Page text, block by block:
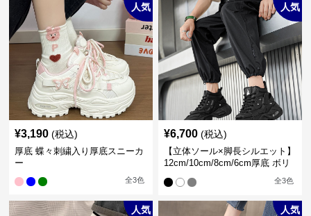
人気
¥3,190 (税込)
厚底 蝶々刺繍入り厚底スニーカ
ー
全3色
人気
¥6,700 (税込)
【立体ソール×脚長シルエット】
12cm/10cm/8cm/6cm厚底 ボリ
ュームソール立体設計ハイカッ
トスニーカー｜スニーカー・ハ
イカット
全3色
人気 人気